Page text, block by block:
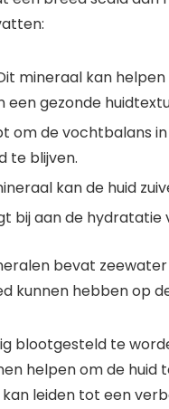
mineraal kan
een gezonde
om de vochtbalans
te blijven.
kan de huid
bij aan de
bevat
kunnen hebben op
blootgesteld te
helpen om de
leiden tot een